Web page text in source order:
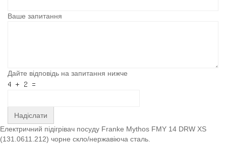
Ваше запитання
Дайте відповідь на запитання нижче
Надіслати
Електричний підігрівач посуду Franke Mythos FMY 14 DRW XS
(131.0611.212) чорне скло/нержавіюча сталь.